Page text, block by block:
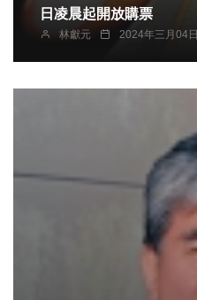
日凌晨起開放購票
林獻元 2024年三月04日